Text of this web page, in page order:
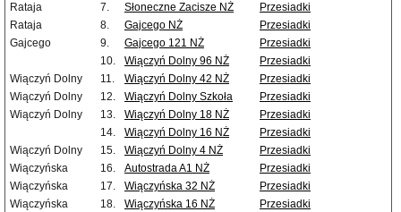
Rataja
7. Słoneczne Zacisze NŻ
Przesiadki
Rataja
8. Gajcego NŻ
Przesiadki
Gajcego
9. Gajcego 121 NŻ
Przesiadki
10.
Wiączyń Dolny 96 NŻ
Przesiadki
Wiączyń Dolny
11. Wiączyń Dolny 42 NŻ
Przesiadki
Wiączyń Dolny
12. Wiączyń Dolny Szkoła
Przesiadki
Wiączyń Dolny
13. Wiączyń Dolny 18 NŻ
Przesiadki
14.
Wiączyń Dolny 16 NŻ
Przesiadki
Wiączyń Dolny
15. Wiączyń Dolny 4 NŻ
Przesiadki
Wiączyńska
16. Autostrada A1 NŻ
Przesiadki
Wiączyńska
17. Wiączyńska 32 NŻ
Przesiadki
Wiączyńska
18. Wiączyńska 16 NŻ
Przesiadki